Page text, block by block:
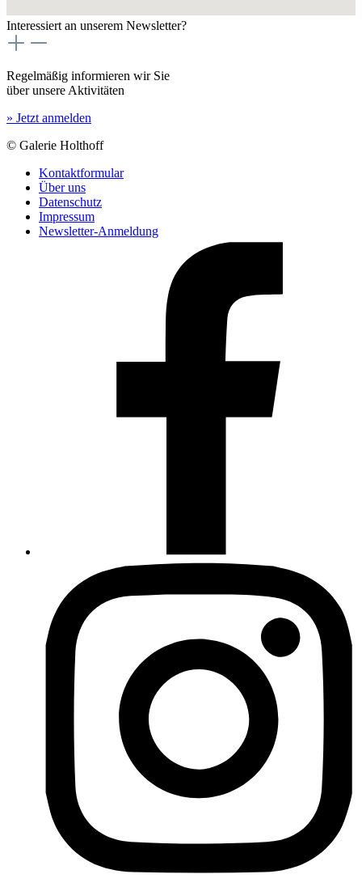
Interessiert an unserem Newsletter?
Regelmäßig informieren wir Sie
über unsere Aktivitäten
» Jetzt anmelden
© Galerie Holthoff
Kontaktformular
Über uns
Datenschutz
Impressum
Newsletter-Anmeldung